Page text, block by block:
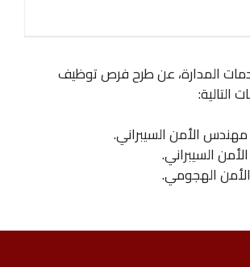
المدارة، عن طرح فرص توظيف
التالية:
الأمن السيبراني.
السيبراني.
الهجومي.